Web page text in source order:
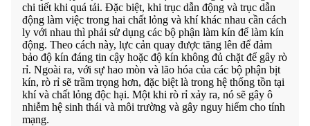
chi tiết khi quá tải. Đặc biệt, khi trục dẫn động và trục dẫn
động làm việc trong hai chất lỏng và khí khác nhau cần cách
ly với nhau thì phải sử dụng các bộ phận làm kín để làm kín
động. Theo cách này, lực cản quay được tăng lên để đảm
bảo độ kín đáng tin cậy hoặc độ kín không đủ chặt để gây rò
rỉ. Ngoài ra, với sự hao mòn và lão hóa của các bộ phận bịt
kín, rò rỉ sẽ trầm trọng hơn, đặc biệt là trong hệ thống tồn tại
khí và chất lỏng độc hại. Một khi rò rỉ xảy ra, nó sẽ gây ô
nhiễm hệ sinh thái và môi trường và gây nguy hiểm cho tính
mạng.